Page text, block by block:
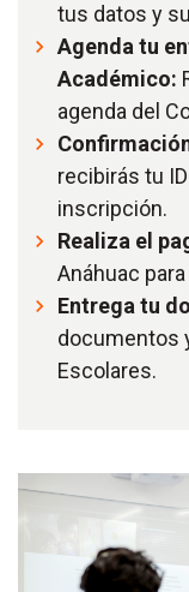
tus datos y
Agenda tu
Académico:
agenda del
recibirás tu
inscripción.
Realiza el
Anáhuac
Entrega tu
documentos
Escolares.